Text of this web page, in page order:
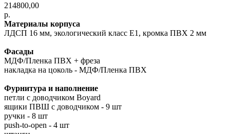
214800,00
р.
Материалы корпуса
ЛДСП 16 мм, экологический класс E1, кромка ПВХ 2 мм
Фасады
МДФ/Пленка ПВХ + фреза
накладка на цоколь - МДФ/Пленка ПВХ
Фурнитура и наполнение
петли с доводчиком Boyard
ящики ПВШ с доводчиком - 9 шт
ручки - 8 шт
push-to-open - 4 шт